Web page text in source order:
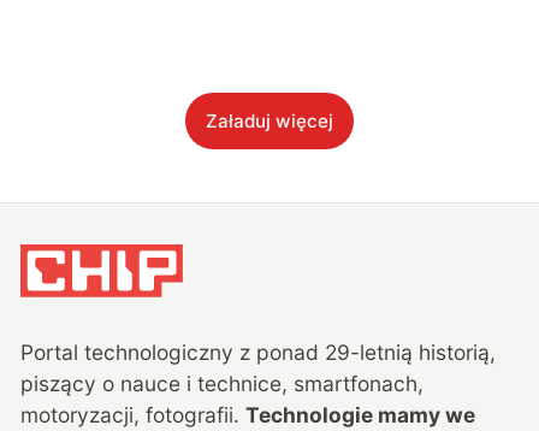
Załaduj więcej
Portal technologiczny z ponad 29-letnią historią,
piszący o nauce i technice, smartfonach,
motoryzacji, fotografii. Technologie mamy we